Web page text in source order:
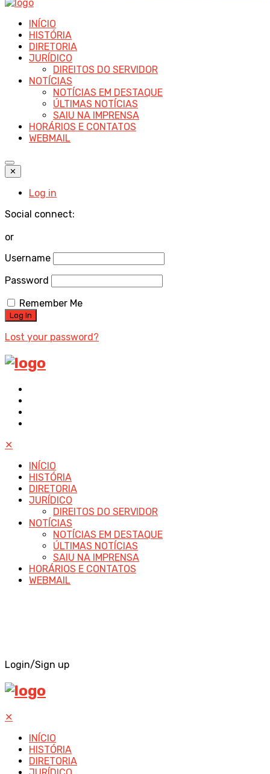
INÍCIO
HISTÓRIA
DIRETORIA
JURÍDICO
DIREITOS DO SERVIDOR
NOTÍCIAS
NOTÍCIAS EM DESTAQUE
ÚLTIMAS NOTÍCIAS
SAIU NA IMPRENSA
HORÁRIOS E CONTATOS
WEBMAIL
✕
Log in
Social connect:
or
Username
Password
Remember Me
Lost your password?
✕
INÍCIO
HISTÓRIA
DIRETORIA
JURÍDICO
DIREITOS DO SERVIDOR
NOTÍCIAS
NOTÍCIAS EM DESTAQUE
ÚLTIMAS NOTÍCIAS
SAIU NA IMPRENSA
HORÁRIOS E CONTATOS
WEBMAIL
Login/Sign up
✕
INÍCIO
HISTÓRIA
DIRETORIA